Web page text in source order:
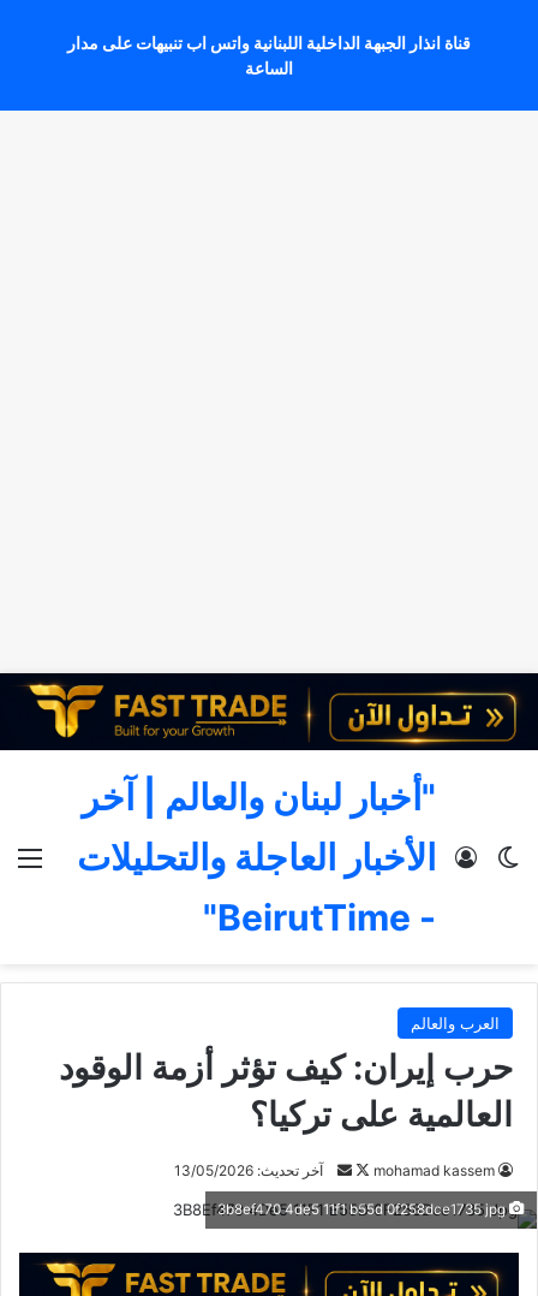
قناة انذار الجبهة الداخلية اللبنانية واتس اب تنبيهات على مدار
الساعة
"أخبار لبنان والعالم | آخر
الأخبار العاجلة والتحليلات
- BeirutTime"
الوضع المظلم
تسجيل الدخول
العرب والعالم
حرب إيران: كيف تؤثر أزمة الوقود
العالمية على تركيا؟
mohamad kassem
ت
ب
ع
ع
س
ل
آخر تحديث: 13/05/2026
3b8ef470 4de5 11f1 b55d 0f258dce1735 jpg